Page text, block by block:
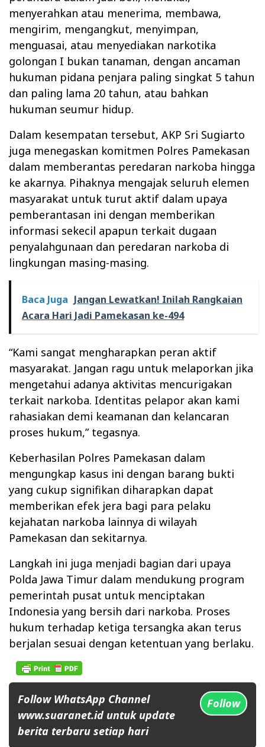
menyerahkan atau menerima, membawa,
mengirim, mengangkut, menyimpan,
menguasai, atau menyediakan narkotika
golongan I bukan tanaman, dengan ancaman
hukuman pidana penjara paling singkat 5 tahun
dan paling lama 20 tahun, atau bahkan
hukuman seumur hidup.
Dalam kesempatan tersebut, AKP Sri Sugiarto
juga menegaskan komitmen Polres Pamekasan
dalam memberantas peredaran narkoba hingga
ke akarnya. Pihaknya mengajak seluruh elemen
masyarakat untuk turut aktif dalam upaya
pemberantasan ini dengan memberikan
informasi sekecil apapun terkait dugaan
penyalahgunaan dan peredaran narkoba di
lingkungan masing-masing.
Baca Juga Jangan Lewatkan! Inilah Rangkaian
Acara Hari Jadi Pamekasan ke-494
“Kami sangat mengharapkan peran aktif
masyarakat. Jangan ragu untuk melaporkan jika
mengetahui adanya aktivitas mencurigakan
terkait narkoba. Identitas pelapor akan kami
rahasiakan demi keamanan dan kelancaran
proses hukum,” tegasnya.
Keberhasilan Polres Pamekasan dalam
mengungkap kasus ini dengan barang bukti
yang cukup signifikan diharapkan dapat
memberikan efek jera bagi para pelaku
kejahatan narkoba lainnya di wilayah
Pamekasan dan sekitarnya.
Langkah ini juga menjadi bagian dari upaya
Polda Jawa Timur dalam mendukung program
pemerintah pusat untuk menciptakan
Indonesia yang bersih dari narkoba. Proses
hukum terhadap ketiga tersangka akan terus
berjalan sesuai dengan ketentuan yang berlaku.
Follow WhatsApp Channel
www.suaranet.id untuk update
berita terbaru setiap hari
Follow